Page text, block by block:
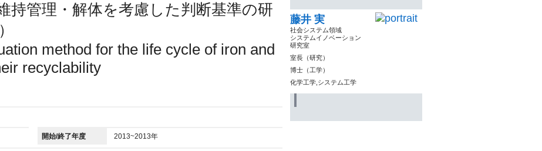
持管理・解体を考慮した判断基準の研
method for the life cycle of iron and
recyclability
開始/終了年度 2013~2013年
藤井 実
社会システム領域
システムイノベーション
研究室
室長（研究）
博士（工学）
化学工学,システム工学